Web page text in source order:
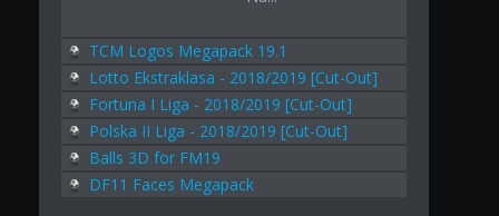
TCM Logos Megapack 19.1
Lotto Ekstraklasa - 2018/2019 [Cut-Out]
Fortuna I Liga - 2018/2019 [Cut-Out]
Polska II Liga - 2018/2019 [Cut-Out]
Balls 3D for FM19
DF11 Faces Megapack